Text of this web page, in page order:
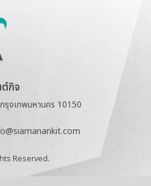
กิจ
งเทพมหานคร 10150
Reserved.